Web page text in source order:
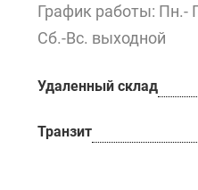
График работы: Пн.-
Сб.-Вс. выходной
Удаленный склад
Транзит